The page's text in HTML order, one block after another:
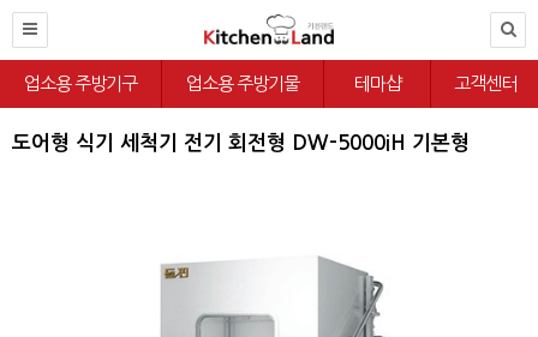
업소용 주방기구 업소용 주방기물 테마샵 고객센터
도어형 식기 세척기 전기 회전형 DW-5000iH 기본형